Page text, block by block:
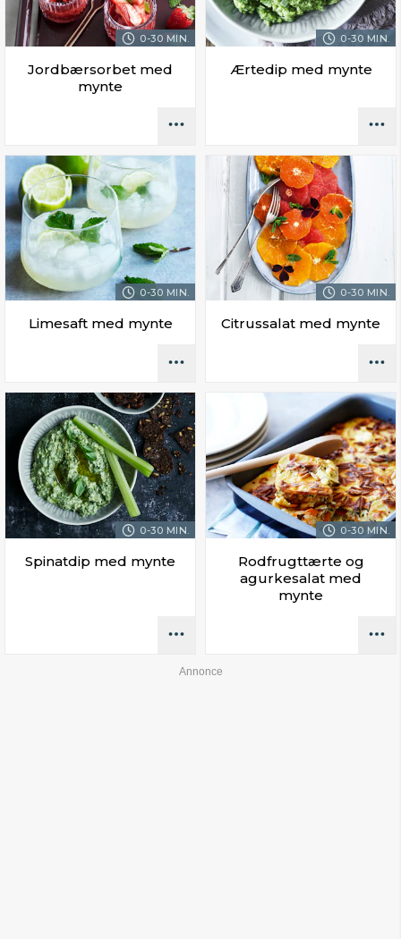
0-30 MIN.
Jordbærsorbet med
mynte
0-30 MIN.
Ærtedip med mynte
0-30 MIN.
Limesaft med mynte
0-30 MIN.
Citrussalat med mynte
0-30 MIN.
Spinatdip med mynte
0-30 MIN.
Rodfrugttærte og
agurkesalat med
mynte